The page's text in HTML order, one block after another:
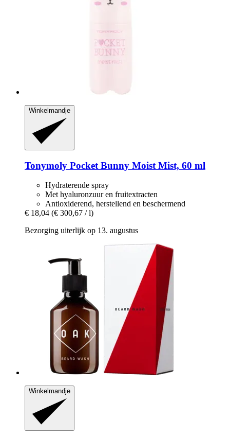
Winkelmandje
Tonymoly Pocket Bunny Moist Mist, 60 ml
Hydraterende spray
Met hyaluronzuur en fruitextracten
Antioxiderend, herstellend en beschermend
€ 18,04 (€ 300,67 / l)
Bezorging uiterlijk op 13. augustus
Winkelmandje